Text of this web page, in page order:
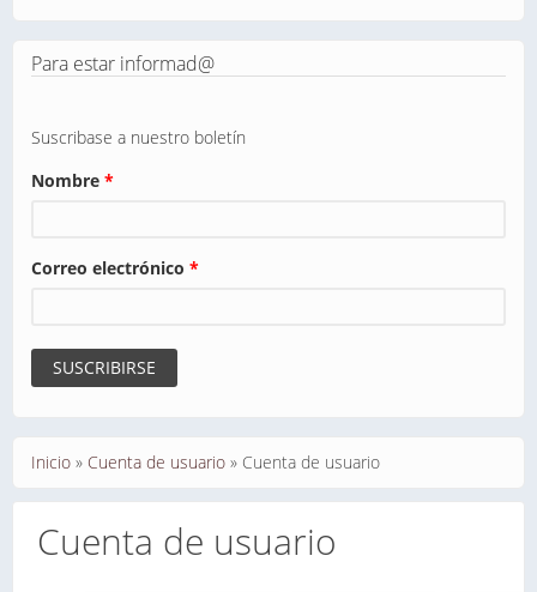
Para estar informad@
Suscribase a nuestro boletín
Nombre *
Correo electrónico *
Se encuentra usted aquí
Inicio » Cuenta de usuario » Cuenta de usuario
Cuenta de usuario